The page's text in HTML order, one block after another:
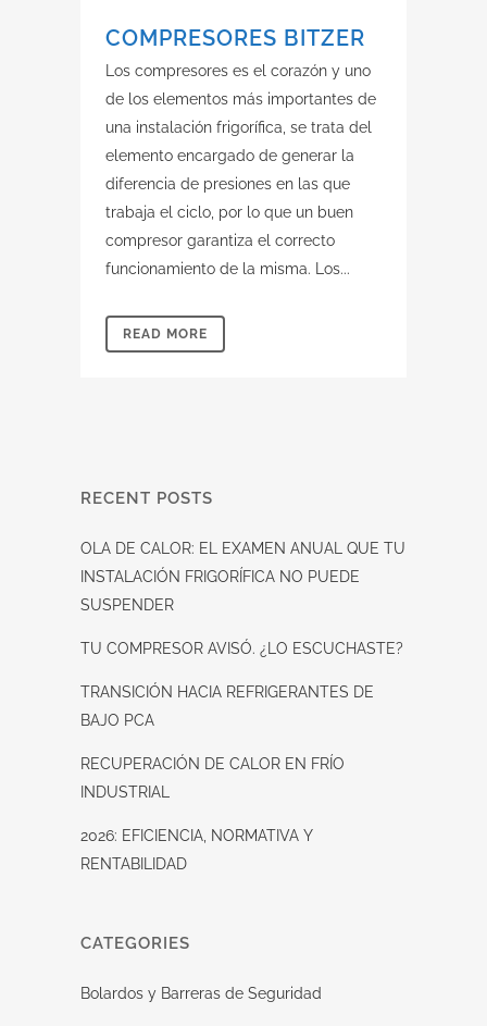
COMPRESORES BITZER
Los compresores es el corazón y uno
de los elementos más importantes de
una instalación frigorífica, se trata del
elemento encargado de generar la
diferencia de presiones en las que
trabaja el ciclo, por lo que un buen
compresor garantiza el correcto
funcionamiento de la misma. Los...
READ MORE
RECENT POSTS
OLA DE CALOR: EL EXAMEN ANUAL QUE TU
INSTALACIÓN FRIGORÍFICA NO PUEDE
SUSPENDER
TU COMPRESOR AVISÓ. ¿LO ESCUCHASTE?
TRANSICIÓN HACIA REFRIGERANTES DE
BAJO PCA
RECUPERACIÓN DE CALOR EN FRÍO
INDUSTRIAL
2026: EFICIENCIA, NORMATIVA Y
RENTABILIDAD
CATEGORIES
Bolardos y Barreras de Seguridad